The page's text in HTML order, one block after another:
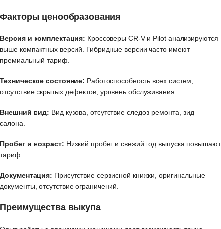
Факторы ценообразования
Версия и комплектация: Кроссоверы CR-V и Pilot анализируются
выше компактных версий. Гибридные версии часто имеют
премиальный тариф.
Техническое состояние: Работоспособность всех систем,
отсутствие скрытых дефектов, уровень обслуживания.
Внешний вид: Вид кузова, отсутствие следов ремонта, вид
салона.
Пробег и возраст: Низкий пробег и свежий год выпуска повышают
тариф.
Документация: Присутствие сервисной книжки, оригинальные
документы, отсутствие ограничений.
Преимущества выкупа